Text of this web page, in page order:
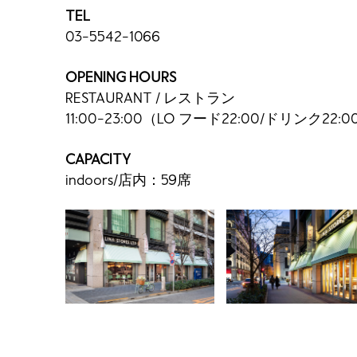
TEL
03-5542-1066
OPENING HOURS
RESTAURANT / レストラン
11:00-23:00（LO フード22:00/ドリンク
CAPACITY
indoors/店内：59席